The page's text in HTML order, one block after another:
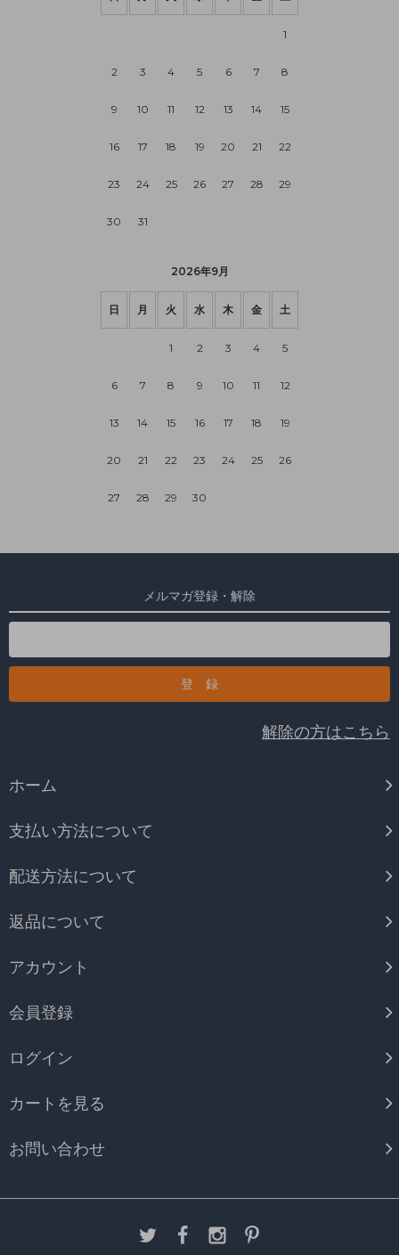
1
2 3 4 5 6 7 8
9 10 11 12 13 14 15
16 17 18 19 20 21 22
23 24 25 26 27 28 29
30 31
2026年9月
日 月 火 水 木 金 土
1 2 3 4 5
6 7 8 9 10 11 12
13 14 15 16 17 18 19
20 21 22 23 24 25 26
27 28 29 30
メルマガ登録・解除
解除の方はこちら
ホーム
支払い方法について
配送方法について
返品について
アカウント
会員登録
ログイン
カートを見る
お問い合わせ